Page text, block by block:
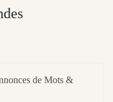
de Mots &